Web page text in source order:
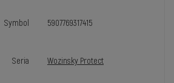
Symbol 5907769317415
Seria Wozinsky Protect